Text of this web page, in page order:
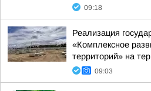
09:18
Реализация
«Комплексное
территорий» на
09:03